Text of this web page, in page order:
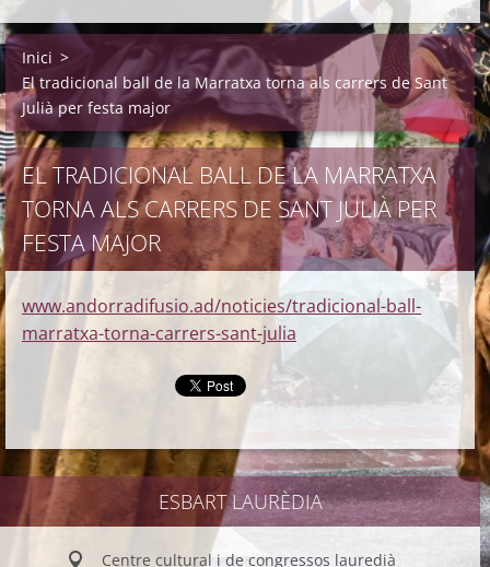
Inici >
El tradicional ball de la Marratxa torna als carrers de Sant
Julià per festa major
EL TRADICIONAL BALL DE LA MARRATXA
TORNA ALS CARRERS DE SANT JULIÀ PER
FESTA MAJOR
www.andorradifusio.ad/noticies/tradicional-ball-
marratxa-torna-carrers-sant-julia
ESBART LAURÈDIA
Centre cultural i de congressos lauredià